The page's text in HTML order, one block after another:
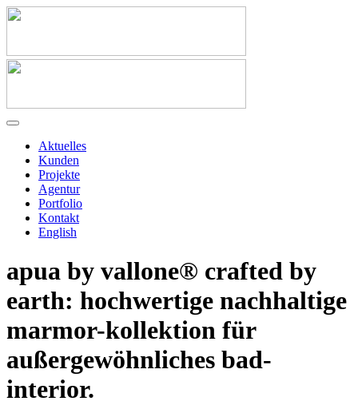
Aktuelles
Kunden
Projekte
Agentur
Portfolio
Kontakt
English
apua by vallone® crafted by
earth: hochwertige nachhaltige
marmor-kollektion für
außergewöhnliches bad-
interior.